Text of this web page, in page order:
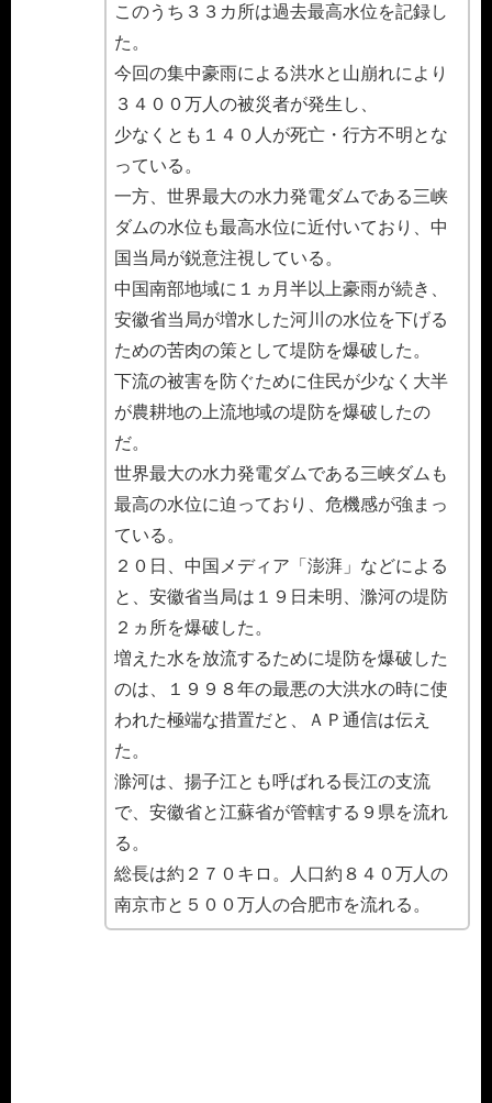
このうち３３カ所は過去最高水位を記録し
た。
今回の集中豪雨による洪水と山崩れにより
３４００万人の被災者が発生し、
少なくとも１４０人が死亡・行方不明とな
っている。
一方、世界最大の水力発電ダムである三峡
ダムの水位も最高水位に近付いており、中
国当局が鋭意注視している。
中国南部地域に１ヵ月半以上豪雨が続き、
安徽省当局が増水した河川の水位を下げる
ための苦肉の策として堤防を爆破した。
下流の被害を防ぐために住民が少なく大半
が農耕地の上流地域の堤防を爆破したの
だ。
世界最大の水力発電ダムである三峡ダムも
最高の水位に迫っており、危機感が強まっ
ている。
２０日、中国メディア「澎湃」などによる
と、安徽省当局は１９日未明、滁河の堤防
２ヵ所を爆破した。
増えた水を放流するために堤防を爆破した
のは、１９９８年の最悪の大洪水の時に使
われた極端な措置だと、ＡＰ通信は伝え
た。
滁河は、揚子江とも呼ばれる長江の支流
で、安徽省と江蘇省が管轄する９県を流れ
る。
総長は約２７０キロ。人口約８４０万人の
南京市と５００万人の合肥市を流れる。